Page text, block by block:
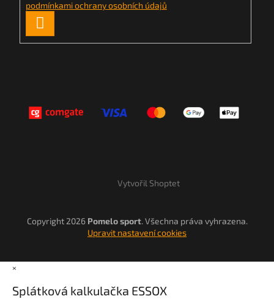
podmínkami ochrany osobních údajů
SE
Vytvořil Shoptet
Copyright 2026 Pomelo sport. Všechna práva vyhrazena.
Upravit nastavení cookies
×
Splátková kalkulačka ESSOX